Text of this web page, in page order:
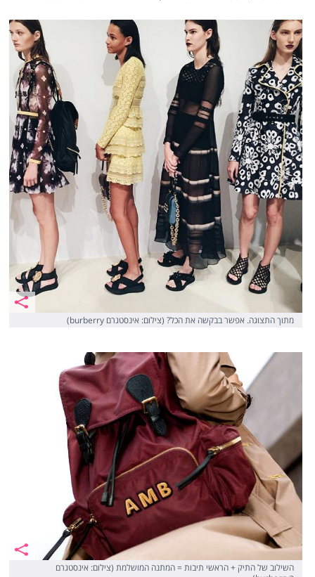
מתוך התצוגה. אפשר בבקשה את הכל? (צילום: אינסטגרם burberry)
השילוב של התיק + הראשי תיבות = המתנה המושלמת (צילום: אינסטגרם